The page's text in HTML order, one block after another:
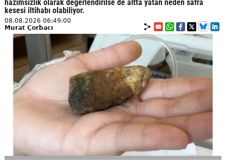
hazımsızlık olarak değerlendirilse de altta yatan neden safra
kesesi iltihabı olabiliyor.
08.08.2026 06:49:00
Murat Çorbacı